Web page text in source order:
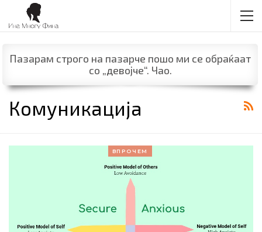
Пазарам строго на пазарче пошо ми се обраќаат
со „девојче“. Чао.
Комуникација
ВПРОЧЕМ